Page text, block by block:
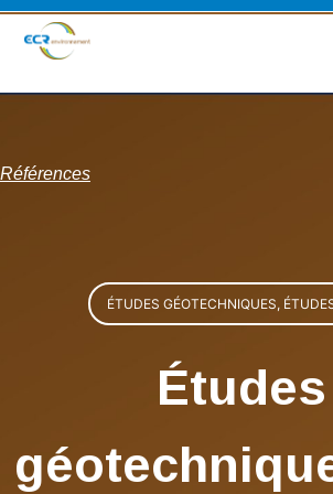
Références
ÉTUDES GÉOTECHNIQUES,
Études